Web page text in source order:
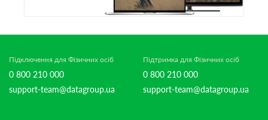
Підключення для Фізичних осіб
0 800 210 000
support-team@datagroup.ua
Підтримка для Фізичних осіб
0 800 210 000
support-team@datagroup.ua